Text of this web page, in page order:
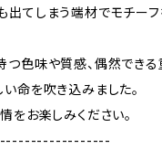
出てしまう端材でモチー
つ色味や質感、偶然できる
命を吹き込みました。
をお楽しみください。